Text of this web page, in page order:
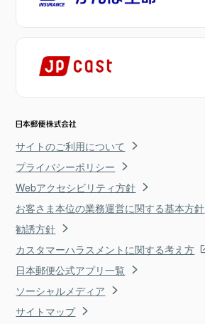
サイトのご利用について
プライバシーポリシー
Webアクセシビリティ方針
お客さま本位の業務運営に関する基本方針
勧誘方針
カスタマーハラスメントに関する考え方
日本郵便公式アプリ一覧
ソーシャルメディア
サイトマップ